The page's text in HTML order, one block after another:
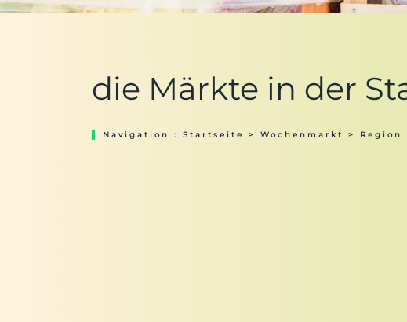
die Märkte in der
Navigation : Startseite > Wochenmarkt > Region